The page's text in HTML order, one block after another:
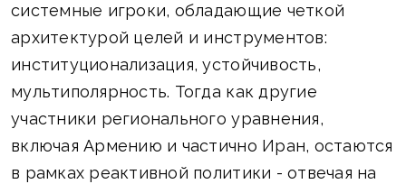
системные игроки, обладающие четкой
архитектурой целей и инструментов:
институционализация, устойчивость,
мультиполярность. Тогда как другие
участники регионального уравнения,
включая Армению и частично Иран, остаются
в рамках реактивной политики - отвечая на